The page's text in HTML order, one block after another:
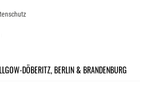
DÖBERITZ, BERLIN & BRANDENBURG